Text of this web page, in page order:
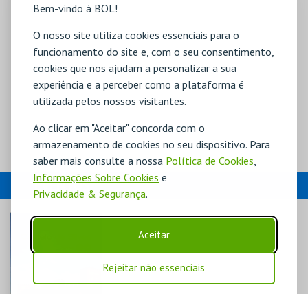
Bem-vindo à BOL!
O nosso site utiliza cookies essenciais para o
funcionamento do site e, com o seu consentimento,
cookies que nos ajudam a personalizar a sua
experiência e a perceber como a plataforma é
utilizada pelos nossos visitantes.
Ao clicar em "Aceitar" concorda com o
armazenamento de cookies no seu dispositivo. Para
saber mais consulte a nossa Política de Cookies
Informações Sobre Cookies e
Privacidade & Segurança.
Aceitar
Rejeitar não essenciais
EVENTOS